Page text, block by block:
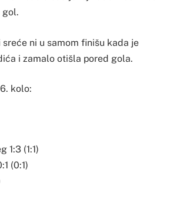
gol.
ni u samom finišu kada je
i zamalo otišla pored gola.
kolo:
1:3 (1:1)
(0:1)